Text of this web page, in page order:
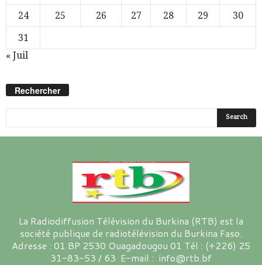
24
25 26 27 28 29
30
31
« Juil
Rechercher
La Radiodiffusion Télévision du Burkina (RTB) est la
société publique de radiotélévision du Burkina Faso.
Adresse : 01 BP 2530 Ouagadougou 01 Tél : (+226) 25
31-83-53 / 63 E-mail : info@rtb.bf